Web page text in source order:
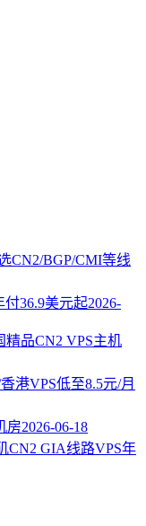
CN2/BGP/CMI等线
36.9美元起2026-
精品CN2 VPS主机
港VPS低至8.5元/月
房2026-06-18
CN2 GIA线路VPS年